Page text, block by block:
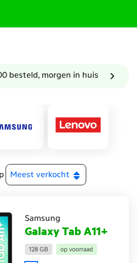
wij hebben altijd een tablet
je past. Ben je gek op
uit Samsung tablets en
Netflix kijkt op de bank of
tablet een persoonlijk uiterlijk.
besteld, morgen in huis
Samsung
Galaxy Tab A11+
128 GB op voorraad